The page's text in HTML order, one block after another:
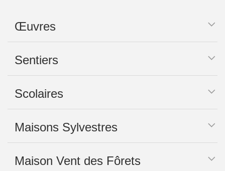
Œuvres
Sentiers
Scolaires
Maisons Sylvestres
Maison Vent des Fôrets